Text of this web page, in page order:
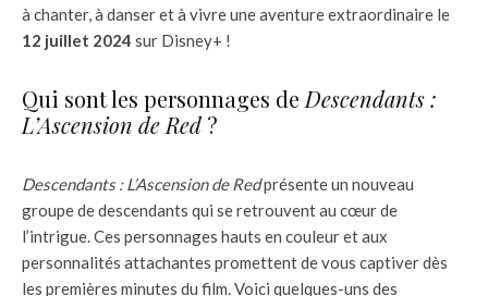
à chanter, à danser et à vivre une aventure extraordinaire le
12 juillet 2024 sur Disney+ !
Qui sont les personnages de Descendants :
L’Ascension de Red?
Descendants : L’Ascension de Redprésente un nouveau
groupe de descendants qui se retrouvent au cœur de
l’intrigue. Ces personnages hauts en couleur et aux
personnalités attachantes promettent de vous captiver dès
les premières minutes du film. Voici quelques-uns des